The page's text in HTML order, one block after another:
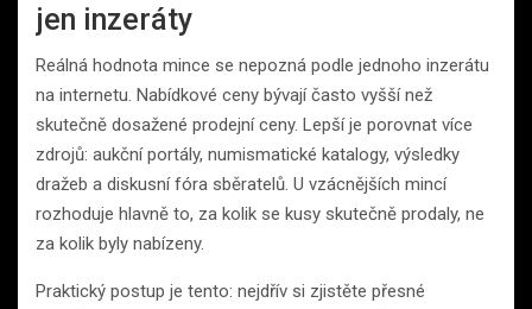
jen inzeráty
Reálná hodnota mince se nepozná podle jednoho inzerátu
na internetu. Nabídkové ceny bývají často vyšší než
skutečně dosažené prodejní ceny. Lepší je porovnat více
zdrojů: aukční portály, numismatické katalogy, výsledky
dražeb a diskusní fóra sběratelů. U vzácnějších mincí
rozhoduje hlavně to, za kolik se kusy skutečně prodaly, ne
za kolik byly nabízeny.
Praktický postup je tento: nejdřív si zjistěte přesné